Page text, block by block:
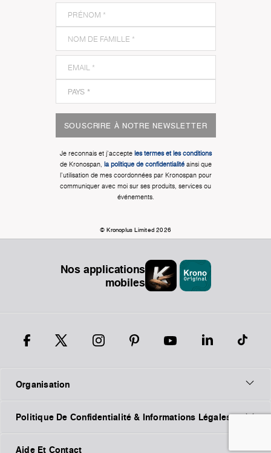
SOUSCRIRE À NOTRE NEWSLETTER
Je reconnais et j'accepte les termes et les conditions
de Kronospan, la politique de confidentialitéainsi que
l'utilisation de mes coordonnées par Kronospan pour
communiquer avec moi sur ses produits, services ou
événements.
© Kronoplus Limited 2026
Nos applications
mobiles
Organisation
Politique De Confidentialité & Informations Légales
Aide Et Contact